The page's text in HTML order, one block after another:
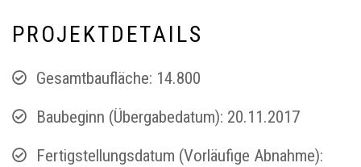
PROJEKTD ETAI LS
Gesamtbaufläche: 14.800
Baubeginn (Übergabedatum): 20.11.2017
Fertigstellungsdatum (Vorläufige Abnahme):